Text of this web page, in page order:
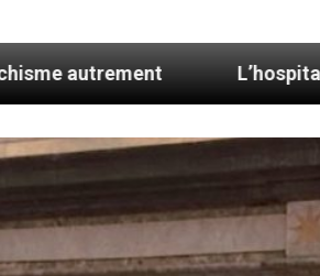
L’hospitalité dans la